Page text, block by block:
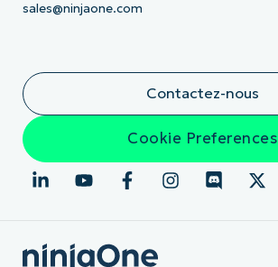
sales@ninjaone.com
Contactez-nous
Cookie Preferences